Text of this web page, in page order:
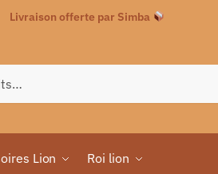
Livraison offerte par Simba
Lion Roi lion